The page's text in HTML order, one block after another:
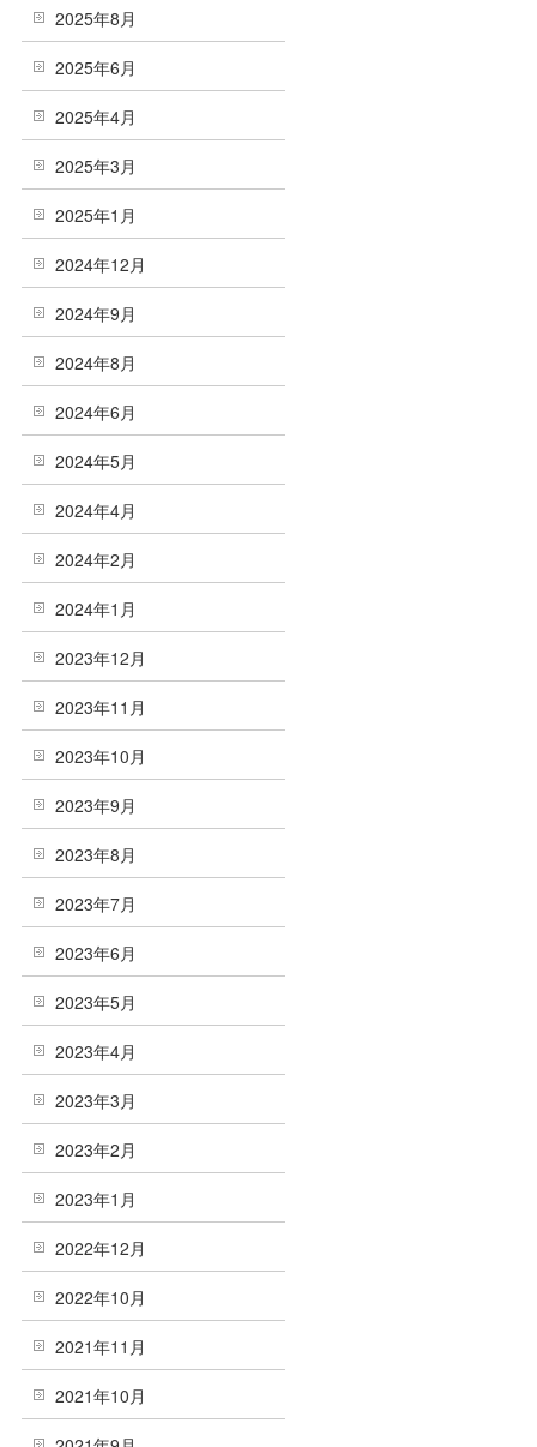
2025年8月
2025年6月
2025年4月
2025年3月
2025年1月
2024年12月
2024年9月
2024年8月
2024年6月
2024年5月
2024年4月
2024年2月
2024年1月
2023年12月
2023年11月
2023年10月
2023年9月
2023年8月
2023年7月
2023年6月
2023年5月
2023年4月
2023年3月
2023年2月
2023年1月
2022年12月
2022年10月
2021年11月
2021年10月